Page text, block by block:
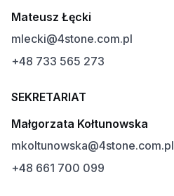
Mateusz Łęcki
mlecki@4stone.com.pl
+48 733 565 273
SEKRETARIAT
Małgorzata Kołtunowska
mkoltunowska@4stone.com.pl
+48 661 700 099